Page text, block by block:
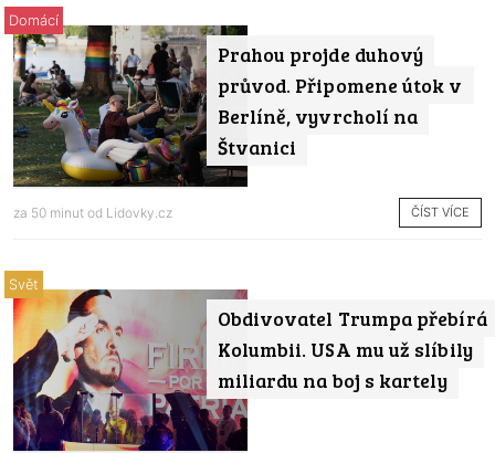
Prahou projde duhový
průvod. Připomene útok v
Berlíně, vyvrcholí na
Štvanici
Domácí
za 50 minut od Lidovky.cz ČÍST VÍCE
Obdivovatel Trumpa přebírá
Kolumbii. USA mu už slíbily
miliardu na boj s kartely
Svět